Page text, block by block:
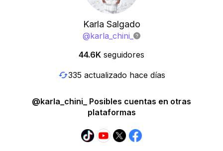
Karla Salgado
@karla_chini_
44.6K seguidores
335 actualizado hace días
@karla_chini_ Posibles cuentas en otras
plataformas